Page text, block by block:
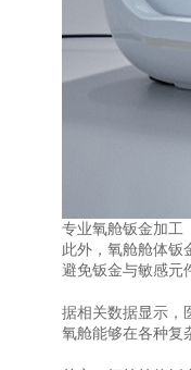
专业氧舱钣金加工
此外，氧舱舱体钣
避免钣金与敏感元
据相关数据显示，
氧舱能够在各种复